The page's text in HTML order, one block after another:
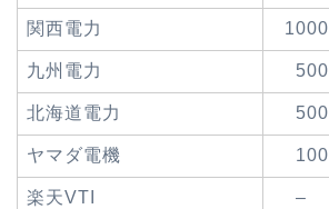
関西電力 1000
九州電力 500
北海道電力 500
ヤマダ電機 100
楽天VTI –